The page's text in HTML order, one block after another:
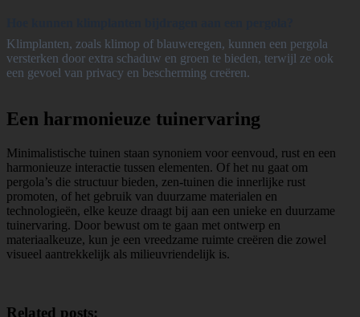
Klimplanten, zoals klimop of blauweregen, kunnen een pergola
versterken door extra schaduw en groen te bieden, terwijl ze ook
een gevoel van privacy en bescherming creëren.
Een harmonieuze tuinervaring
Minimalistische tuinen staan synoniem voor eenvoud, rust en een
harmonieuze interactie tussen elementen. Of het nu gaat om
pergola’s die structuur bieden, zen-tuinen die innerlijke rust
promoten, of het gebruik van duurzame materialen en
technologieën, elke keuze draagt bij aan een unieke en duurzame
tuinervaring. Door bewust om te gaan met ontwerp en
materiaalkeuze, kun je een vreedzame ruimte creëren die zowel
visueel aantrekkelijk als milieuvriendelijk is.
Related posts: